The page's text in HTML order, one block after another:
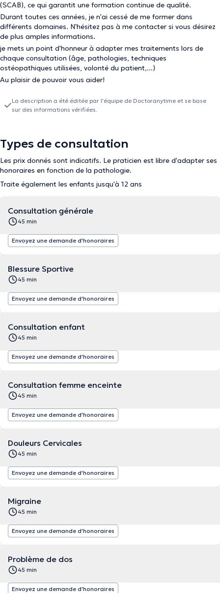
(SCAB), ce qui garantit une formation continue de qualité.
Durant toutes ces années, je n'ai cessé de me former dans
différents domaines. N'hésitez pas à me contacter si vous désirez
de plus amples informations.
je mets un point d'honneur à adapter mes traitements lors de
chaque consultation (âge, pathologies, techniques
ostéopathiques utilisées, volonté du patient,...)
Au plaisir de pouvoir vous aider!
La description a été éditée par l'équipe de Doctoranytime et se base
sur des informations vérifiées.
Types de consultation
Les prix donnés sont indicatifs. Le praticien est libre d'adapter ses
honoraires en fonction de la pathologie.
Traite également les enfants jusqu'à 12 ans
Consultation générale
45 min
Envoyez une demande d'honoraires
Blessure Sportive
45 min
Envoyez une demande d'honoraires
Consultation enfant
45 min
Envoyez une demande d'honoraires
Consultation femme enceinte
45 min
Envoyez une demande d'honoraires
Douleurs Cervicales
45 min
Envoyez une demande d'honoraires
Migraine
45 min
Envoyez une demande d'honoraires
Problème de dos
45 min
Envoyez une demande d'honoraires